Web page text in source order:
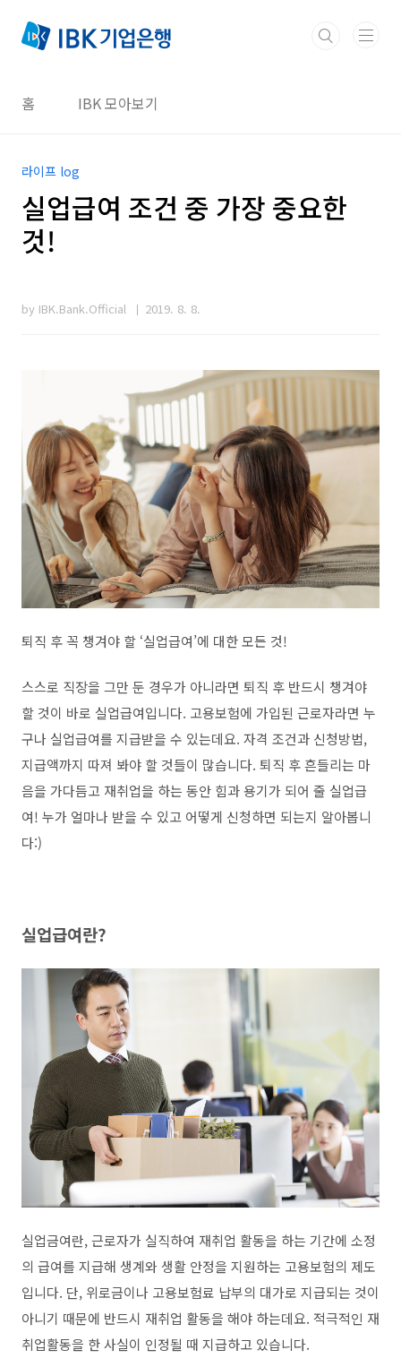
홈 IBK 모아보기
라이프 log
실업급여 조건 중 가장 중요한
것!
by IBK.Bank.Official 2019. 8. 8.
퇴직 후 꼭 챙겨야 할 ‘실업급여’에 대한 모든 것!
스스로 직장을 그만 둔 경우가 아니라면 퇴직 후 반드시 챙겨야
할 것이 바로 실업급여입니다. 고용보험에 가입된 근로자라면 누
구나 실업급여를 지급받을 수 있는데요. 자격 조건과 신청방법,
지급액까지 따져 봐야 할 것들이 많습니다. 퇴직 후 흔들리는 마
음을 가다듬고 재취업을 하는 동안 힘과 용기가 되어 줄 실업급
여! 누가 얼마나 받을 수 있고 어떻게 신청하면 되는지 알아봅니
다:)
실업급여란?
실업금여란, 근로자가 실직하여 재취업 활동을 하는 기간에 소정
의 급여를 지급해 생계와 생활 안정을 지원하는 고용보험의 제도
입니다. 단, 위로금이나 고용보험료 납부의 대가로 지급되는 것이
아니기 때문에 반드시 재취업 활동을 해야 하는데요. 적극적인 재
취업활동을 한 사실이 인정될 때 지급하고 있습니다.